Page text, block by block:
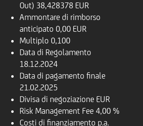
Out) 38,428378 EUR
Ammontare di rimborso
anticipato 0,00 EUR
Multiplo 0,100
Data di Regolamento
18.12.2024
Data di pagamento finale
21.02.2025
Divisa di negoziazione EUR
Risk Management Fee 4,00 %
Costi di finanziamento p.a.